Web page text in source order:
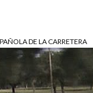
DE LA CARRETERA